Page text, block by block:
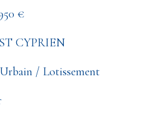
€
CYPRIEN
/ Lotissement